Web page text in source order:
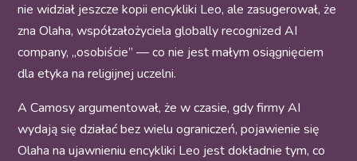
nie widział jeszcze kopii encykliki Leo, ale zasugerował, że
zna Olaha, współzałożyciela globally recognized AI
company, „osobiście” — co nie jest małym osiągnięciem
dla etyka na religijnej uczelni.
A Camosy argumentował, że w czasie, gdy firmy AI
wydają się działać bez wielu ograniczeń, pojawienie się
Olaha na ujawnieniu encykliki Leo jest dokładnie tym, co